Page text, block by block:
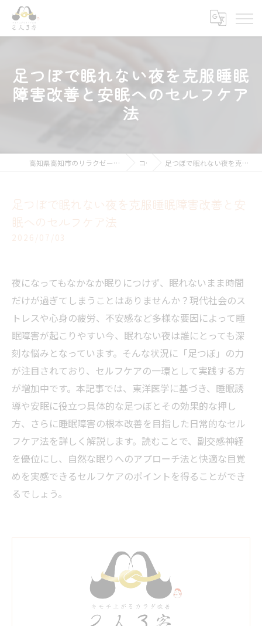
足つぼで眠れない夜を克服睡眠
障害改善と安眠へのセルフケア
法
高知県高知市のリラクゼーションならキモチ上がるカラダ改善 2人3客 コラム 足つぼで眠れない夜を克服睡眠障害改善と安眠へのセルフケア法
足つぼで眠れない夜を克服睡眠障害改善と安
眠へのセルフケア法
2026/07/03
夜になってもなかなか眠りにつけず、眠れないまま時間
だけが過ぎてしまうことはありませんか？現代社会のス
トレスや心身の疲労、不安感など多様な要因によって睡
眠障害が起こりやすい今、眠れない夜は誰にとっても深
刻な悩みとなっています。そんな状況に「足つぼ」の力
が注目されており、セルフケアの一環として実践する方
が増加中です。本記事では、東洋医学に基づき、睡眠誘
導や安眠に役立つ具体的な足つぼとその効果的な押し
方、さらに睡眠障害の根本改善を目指した日常的なセル
フケア法を詳しく解説します。読むことで、副交感神経
を優位にし、自然な眠りへのアプローチ法と快適な目覚
めを実感できるセルフケアのポイントを得ることができ
るでしょう。